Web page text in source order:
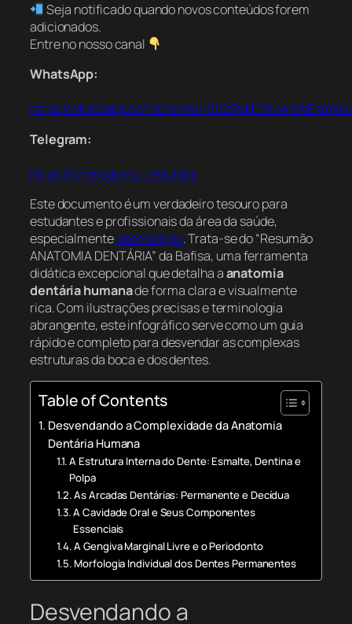
Seja notificado quando novos conteúdos forem
adicionados.
Entre no nosso canal
WhatsApp:
https://whatsapp.com/channel/
Telegram:
https://t.me/odonto_resumos
Este documento é um verdadeiro tesouro para
estudantes e profissionais da área da saúde,
especialmenteodontologia. Trata-se do “Resumão
ANATOMIA DENTÁRIA” da Bafisa, uma ferramenta
didática excepcional que detalha aanatomia
dentária humanade forma clara e visualmente
rica. Com ilustrações precisas e terminologia
abrangente, este infográfico serve como um guia
rápido e completo para desvendar as complexas
estruturas da boca e dos dentes.
Table of Contents
Desvendando a Complexidade da Anatomia
Dentária Humana
A Estrutura Interna do Dente: Esmalte, Dentina e
Polpa
As Arcadas Dentárias: Permanente e Decídua
A Cavidade Oral e Seus Componentes
Essenciais
A Gengiva Marginal Livre e o Periodonto
Morfologia Individual dos Dentes Permanentes
Desvendando a